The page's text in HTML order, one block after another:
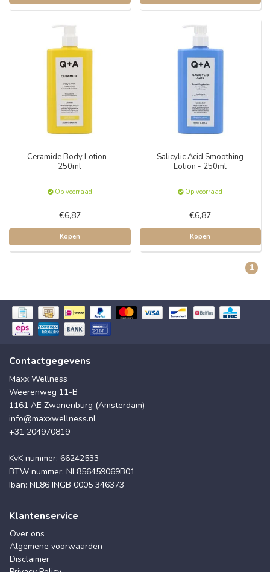
Ceramide Body Lotion -
250ml
Op voorraad
€6,87
Kopen
Salicylic Acid Smoothing
Lotion - 250ml
Op voorraad
€6,87
Kopen
1
Contactgegevens
Maxx Wellness
Weerenweg 11-B
1161 AE Zwanenburg (Amsterdam)
info@maxxwellness.nl
+31 204970819
KvK nummer: 66242533
BTW nummer: NL856459069B01
Iban: NL86 INGB 0005 346373
Klantenservice
Over ons
Algemene voorwaarden
Disclaimer